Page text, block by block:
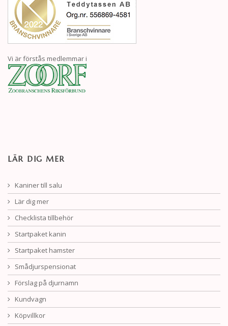
Vi är förstås medlemmar i
LÄR DIG MER
Kaniner till salu
Lär dig mer
Checklista tillbehör
Startpaket kanin
Startpaket hamster
Smådjurspensionat
Förslag på djurnamn
Kundvagn
Köpvillkor